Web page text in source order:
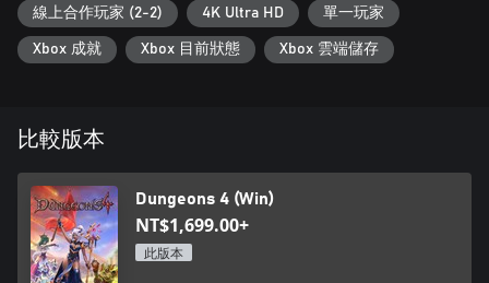
• 煥然一新：邪惡至尊值得信任的（咳咳）和最忠誠的下屬達莉
婭，她基於能力的被動技能系統賦予了她令人印象深刻的新力
量。 邪惡至尊現在可以通過可定製的邪惡之手享受接管世界、統
令，現在會熱切地聽從邪惡至尊手勢的手下比以往任何時候都要
• 多種劇情敘述方式：這場漫長的戰役由前作中深受大家喜愛的
英語旁白講述，同時還有多個小衝突在挑戰你作為邪惡至尊的權
威。
線上合作玩家 (2-2) 4K Ultra HD 單一玩家
Xbox 成就 Xbox 目前狀態 Xbox 雲端儲存
比較版本
Dungeons 4 (Win)
NT$1,699.00+
此版本